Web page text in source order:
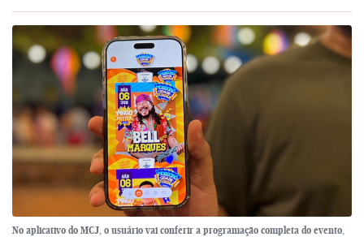
No aplicativo do MCJ, o usuário vai conferir a programação completa do evento,